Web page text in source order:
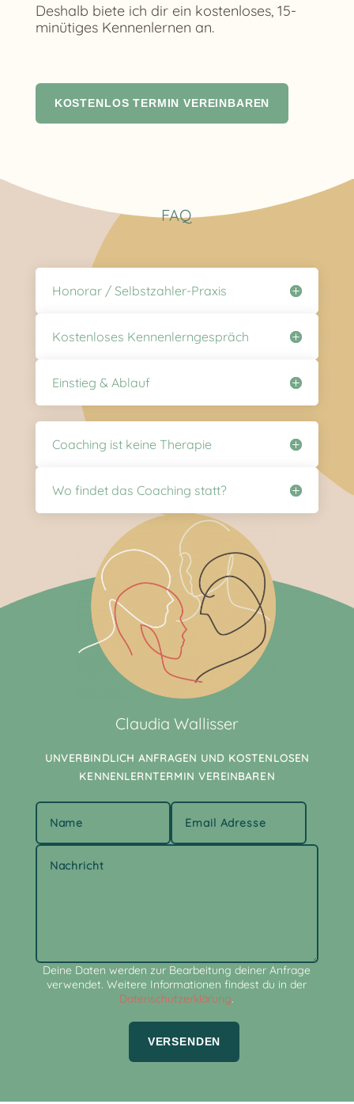
Deshalb biete ich dir ein kostenloses, 15-
minütiges Kennenlernen an.
KOSTENLOS TERMIN VEREINBAREN
FAQ
Honorar / Selbstzahler-Praxis
Kostenloses Kennenlerngespräch
Einstieg & Ablauf
Coaching ist keine Therapie
Wo findet das Coaching statt?
Claudia Wallisser
UNVERBINDLICH ANFRAGEN UND KOSTENLOSEN
KENNENLERNTERMIN VEREINBAREN
Deine Daten werden zur Bearbeitung deiner Anfrage
verwendet. Weitere Informationen findest du in der
Datenschutzerklärung.
VERSENDEN
Alternative: